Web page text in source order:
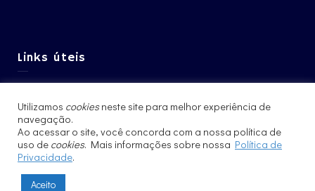
Links úteis
Pós-Graduação IFSC
Intercâmbio – CCNInt
Utilizamos cookiesneste site para melhor experiência de
navegação.
Ao acessar o site, você concorda com a nossa política de
uso de cookies. Mais informações sobre nossa Política de
Privacidade.
Aceito